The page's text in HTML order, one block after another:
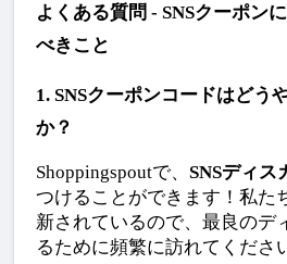
よくある質問 - SNSクーポン
べきこと
1. SNSクーポンコードはどう
か？
Shoppingspoutで、 SNSディス
つけることができます！私た
新されているので、最良のデ
るために頻繁に訪れてくださ